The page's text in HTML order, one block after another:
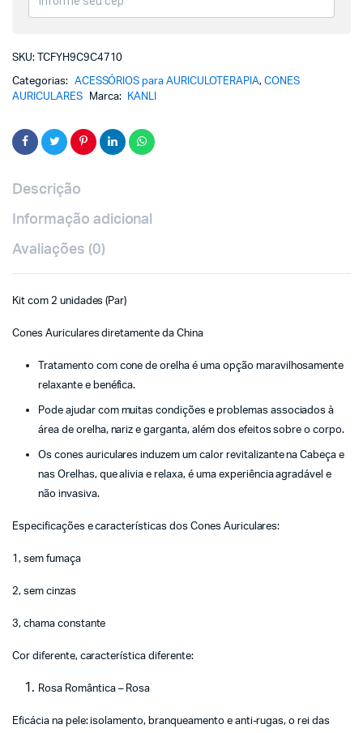
SKU: TCFYH9C9C4710
Categorias: ACESSÓRIOS para AURICULOTERAPIA, CONES
AURICULARES
Marca: KANLI
Descrição
Informação adicional
Avaliações (0)
Kit com 2 unidades (Par)
Cones Auriculares diretamente da China
Tratamento com cone de orelha é uma opção maravilhosamente
relaxante e benéfica.
Pode ajudar com muitas condições e problemas associados à
área de orelha, nariz e garganta, além dos efeitos sobre o corpo.
Os cones auriculares induzem um calor revitalizante na Cabeça e
nas Orelhas, que alivia e relaxa, é uma experiência agradável e
não invasiva.
Especificações e características dos Cones Auriculares:
1, sem fumaça
2, sem cinzas
3, chama constante
Cor diferente, característica diferente:
Rosa Romântica – Rosa
Eficácia na pele: isolamento, branqueamento e anti-rugas, o rei das